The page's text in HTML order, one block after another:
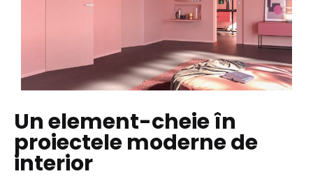
Un element-cheie în
proiectele moderne de
interior